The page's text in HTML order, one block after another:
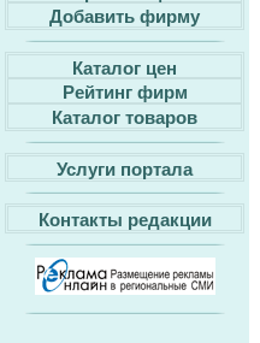
Добавить фирму
Каталог цен
Рейтинг фирм
Каталог товаров
Услуги портала
Контакты редакции